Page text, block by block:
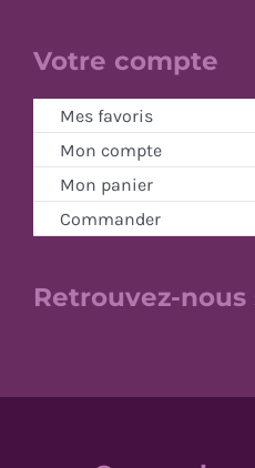
Votre compte
Mes favoris
Mon compte
Mon panier
Commander
Retrouvez-